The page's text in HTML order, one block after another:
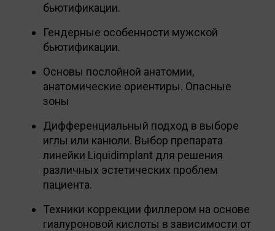
бьютификации.
Гендерные особенности мужской
бьютификации.
Основы послойной анатомии,
анатомические ориентиры. Опасные
зоны
Дифференциальный подход в выборе
иглы или канюли. Выбор препарата
линейки Liquidimplant для решения
различных эстетических проблем
пациента.
Техники коррекции филлером на основе
гиалуроновой кислоты в зависимости от